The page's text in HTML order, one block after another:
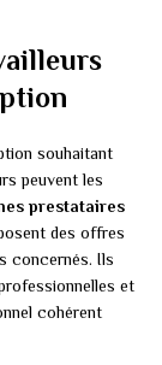
souhaitant
peuvent les
prestataires
des offres
concernés. Ils
et
cohérent